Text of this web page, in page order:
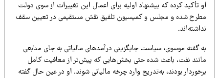
تأکید کرده که پیشنهاد اولیه برای اعمال این تغییرات از سوی دولت
شده و مجلس و کمیسیون تلفیق نقش مستقیمی در تعیین سقف
گفته موسوی، سیاست جایگزینی درآمدهای مالیاتی به جای منابعی
نفت، باعث شده حتی بخش‌هایی که پیش‌تر از معافیت کامل
بودند، به‌تدریج وارد چرخه مالیاتی شوند. او در عین حال گفته